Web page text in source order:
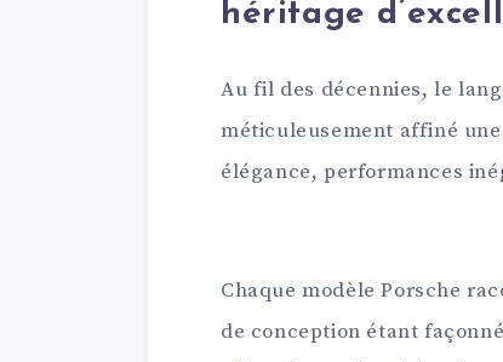
héritage
Au fil des décennies, le
méticuleusement affiné
élégance, performances
Chaque modèle Porsche
de conception étant